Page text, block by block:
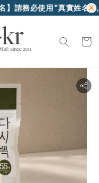
請務必使用"真實姓名"